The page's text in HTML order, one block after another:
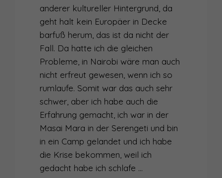
anderer kultureller Hintergrund, da
geht halt kein Europäer in Decke
barfuß herum, das ist da nicht der
Fall. Da hatte ich die gleichen
Probleme, in Nairobi wäre man auch
nicht erfreut gewesen, wenn ich so
rumlaufe. Somit war das auch sehr
schwer, aber ich habe auch die
Erfahrung gemacht, ich war in der
Masai Mara in der Serengeti und bin
in ein Camp gelandet und ich habe
die Krise bekommen, weil ich
gedacht habe ich schlafe …